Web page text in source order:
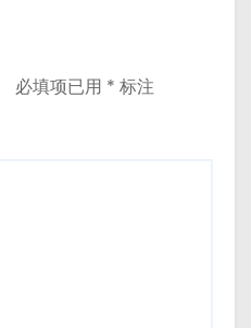
必填项已用 * 标注